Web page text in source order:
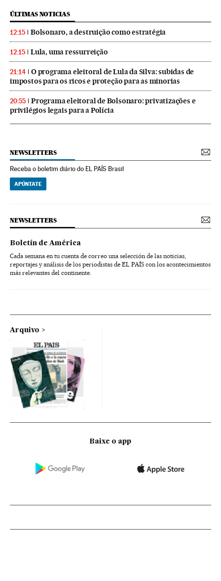
ÚLTIMAS NOTICIAS
12:15 Bolsonaro, a destruição como estratégia
12:15 Lula, uma ressurreição
21:14
O programa eleitoral de Lula da Silva: subidas de
impostos para os ricos e proteção para as minorias
20:55
Programa eleitoral de Bolsonaro: privatizações e
privilégios legais para a Polícia
NEWSLETTERS
Receba o boletim diário do EL PAÍS Brasil
APÚNTATE
NEWSLETTERS
Boletín de América
Cada semana en tu cuenta de correo una selección de las noticias,
reportajes y análisis de los periodistas de EL PAÍS con los acontecimientos
más relevantes del continente.
Arquivo
Baixe o app